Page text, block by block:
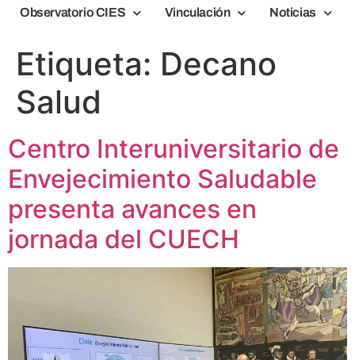
Observatorio CIES Vinculación Noticias
Etiqueta: Decano
Salud
Centro Interuniversitario de
Envejecimiento Saludable
presenta avances en
jornada del CUECH